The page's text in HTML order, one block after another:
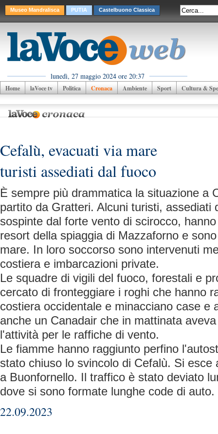
Museo Mandralisca PUTIA Castelbuono Classica
lunedì, 27 maggio 2024 ore 20:37
Home laVoce tv Politica Cronaca Ambiente Sport Cultura &
Cefalù, evacuati via mare
turisti assediati dal fuoco
È sempre più drammatica la situazione a
partito da Gratteri. Alcuni turisti, assediati
sospinte dal forte vento di scirocco,
resort della spiaggia di Mazzaforno e
mare. In loro soccorso sono intervenuti
costiera e imbarcazioni private.
Le squadre di vigili del fuoco, forestali e
cercato di fronteggiare i roghi che hanno
costiera occidentale e minacciano case e
anche un Canadair che in mattinata
l'attività per le raffiche di vento.
Le fiamme hanno raggiunto perfino
stato chiuso lo svincolo di Cefalù. Si esce
a Buonfornello. Il traffico è stato deviato
dove si sono formate lunghe code di auto.
22.09.2023